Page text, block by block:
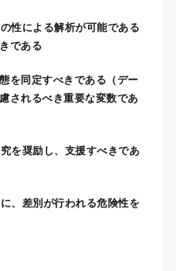
性による解析が可能である
である
を同定すべきである（デー
されるべき重要な変数であ
を奨励し、支援すべきであ
、差別が行われる危険性を